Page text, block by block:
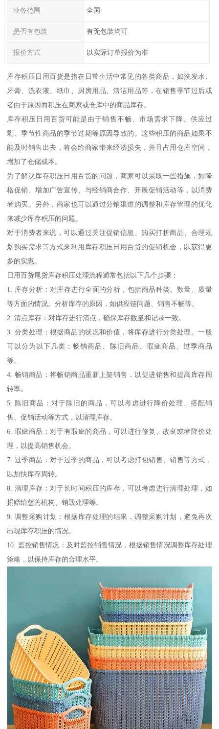
业务范围 全国
是否有包装 有无包装均可
报价方式 以实际订单报价为准
库存积压日用百货是指在日常生活中常见的各类商品，如洗发水、
牙膏、洗衣液、纸巾、厨房用品、清洁用品等，在销售季节过后或
者由于原因而积压在商家或仓库中的商品库存。
库存积压日用百货可能是由于销售不畅、市场需求下降、供应过
剩、季节性商品的季节过期等原因导致的。这些积压的商品如果不
能及时销售出去，将会给商家带来经济损失，并且占用仓库空间，
增加了仓储成本。
为了解决库存积压日用百货的问题，商家可以采取一些措施，如降
格促销、增加广告宣传、与经销商合作、开展促销活动等，以消费
者购买。另外，商家也可以通过分销渠道的调整和库存管理的优化
来减少库存积压的问题。
对于消费者来说，可以通过关注促销信息、购买打折商品、合理规
划购买需求等方式来利用库存积压日用百货的促销机会，以获得更
多的实惠。
日用百货尾货库存积压处理流程通常包括以下几个步骤：
1. 库存分析：对库存进行全面的分析，包括商品种类、数量、质量
等方面的情况。分析库存的原因，如供应链问题、销售不畅等。
2. 清点库存：对库存进行清点，确保库存数量和记录一致。
3. 分类处理：根据商品的状况和价值，将库存进行分类处理。一般
可以分为以下几类：畅销商品、陈旧商品、瑕疵商品、过季商品
等。
4. 畅销商品：将畅销商品重新上架销售，以促进销售和提高库存周
转率。
5. 陈旧商品：对于陈旧的商品，可以考虑进行降价处理、搭配销
售、促销活动等方式，以清理库存。
6. 瑕疵商品：对于有瑕疵的商品，可以进行修复、改良或者降价处
理，以提高销售机会。
7. 过季商品：对于过季的商品，可以考虑打包销售、销售等方式，
以加快库存周转。
8. 清理库存：对于长时间积压的库存，可以考虑进行清理处理，如
捐赠给慈善机构、销毁处理等。
9. 调整采购计划：根据库存处理的结果，调整采购计划，避免再次
出现库存积压的情况。
10. 监控销售情况：及时监控销售情况，根据销售情况调整库存处理
策略，以保持库存的合理水平。